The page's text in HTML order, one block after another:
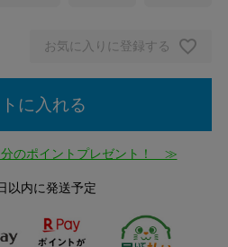
お気に入りに登録する
に入れる
分のポイントプレゼント！ ≫
以内に発送予定